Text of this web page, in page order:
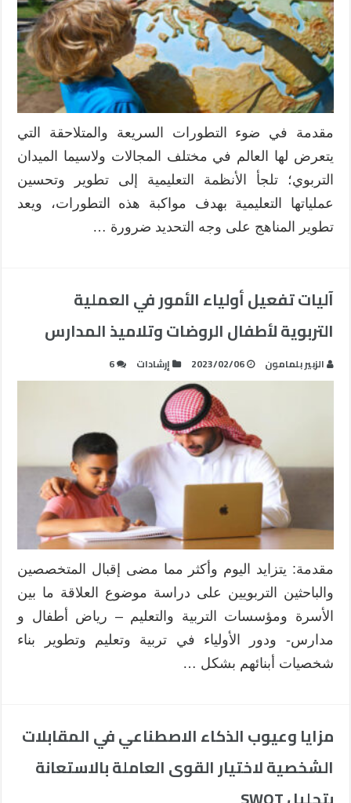
مقدمة في ضوء التطورات السريعة والمتلاحقة التي
يتعرض لها العالم في مختلف المجالات ولاسيما الميدان
التربوي؛ تلجأ الأنظمة التعليمية إلى تطوير وتحسين
عملياتها التعليمية بهدف مواكبة هذه التطورات، ويعد
تطوير المناهج على وجه التحديد ضرورة …
آليات تفعيل أولياء الأمور في العملية
التربوية لأطفال الروضات وتلاميذ المدارس
الزبير بلمامون 2023/02/06 إرشادات 6
مقدمة: يتزايد اليوم وأكثر مما مضى إقبال المتخصصين
والباحثين التربويين على دراسة موضوع العلاقة ما بين
الأسرة ومؤسسات التربية والتعليم – رياض أطفال و
مدارس- ودور الأولياء في تربية وتعليم وتطوير بناء
شخصيات أبنائهم بشكل …
مزايا وعيوب الذكاء الاصطناعي في المقابلات
الشخصية لاختيار القوى العاملة بالاستعانة